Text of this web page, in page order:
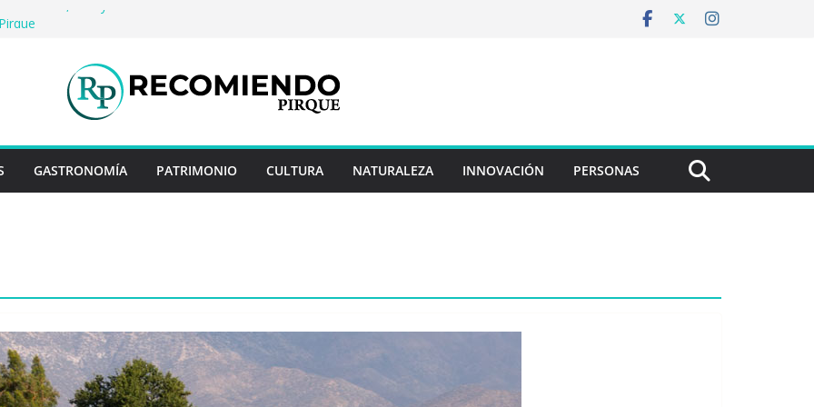
Historia, arte y entretención en Centro
Rayo Credit y diferencias frente a
historias: ingredientes que dieron
enterosGASTRONOMÍA PATRIMONIO CULTURA NATURALEZA INNOVACIÓN PERSONAS